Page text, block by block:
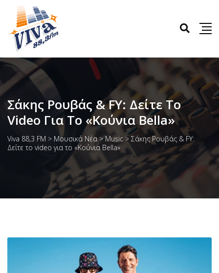
Σάκης Ρουβάς & FY: Δείτε Το
Video Για Το «Κούνια Bella»
Viva 88,3 FM > Μουσικά Νέα>Music >Σάκης Ρουβάς & FY:
Δείτε το video για το «Κούνια Bella»